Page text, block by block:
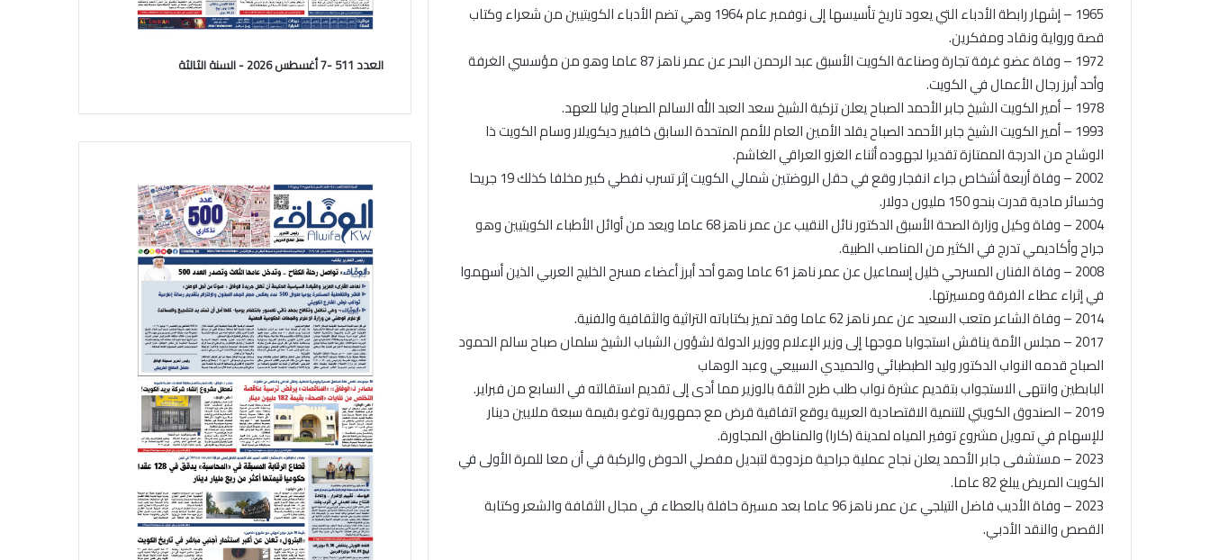
1965 – إشهار رابطة الأدباء التي يعود تاريخ تأسيسها إلى نوفمبر عام 1964 وهي تضم الأدباء الكويتيين من شعراء وكتاب
قصة ورواية ونقاد ومفكرين.
1972 – وفاة عضو غرفة تجارة وصناعة الكويت الأسبق عبد الرحمن البحر عن عمر ناهز 87 عاما وهو من مؤسسي الغرفة
وأحد أبرز رجال الأعمال في الكويت.
1978 – أمير الكويت الشيخ جابر الأحمد الصباح يعلن تزكية الشيخ سعد العبد الله السالم الصباح وليا للعهد.
1993 – أمير الكويت الشيخ جابر الأحمد الصباح يقلد الأمين العام للأمم المتحدة السابق خافيير ديكويلار وسام الكويت ذا
الوشاح من الدرجة الممتازة تقديرا لجهوده أثناء الغزو العراقي الغاشم.
2002 – وفاة أربعة أشخاص جراء انفجار وقع في حقل الروضتين شمالي الكويت إثر تسرب نفطي كبير مخلفا كذلك 19 جريحا
وخسائر مادية قدرت بنحو 150 مليون دولار.
2004 – وفاة وكيل وزارة الصحة الأسبق الدكتور نائل النقيب عن عمر ناهز 68 عاما ويعد من أوائل الأطباء الكويتيين وهو
جراح وأكاديمي تدرج في الكثير من المناصب الطبية.
2008 – وفاة الفنان المسرحي خليل إسماعيل عن عمر ناهز 61 عاما وهو أحد أبرز أعضاء مسرح الخليج العربي الذين أسهموا
في إثراء عطاء الفرقة ومسيرتها.
2014 – وفاة الشاعر متعب السعيد عن عمر ناهز 62 عاما وقد تميز بكتاباته التراثية والثقافية والفنية.
2017 – مجلس الأمة يناقش استجوابا موجها إلى وزير الإعلام ووزير الدولة لشؤون الشباب الشيخ سلمان صباح سالم الحمود
الصباح قدمه النواب الدكتور وليد الطبطبائي والحميدي السبيعي وعبد الوهاب
البابطين وانتهى الاستجواب بتقديم عشرة نواب طلب طرح الثقة بالوزير مما أدى إلى تقديم استقالته في السابع من فبراير.
2019 – الصندوق الكويتي للتنمية الاقتصادية العربية يوقع اتفاقية قرض مع جمهورية توغو بقيمة سبعة ملايين دينار
للإسهام في تمويل مشروع توفير المياه لمدينة (كارا) والمناطق المجاورة.
2023 – مستشفى جابر الأحمد يعلن نجاح عملية جراحية مزدوجة لتبديل مفصلي الحوض والركبة في أن معا للمرة الأولى في
الكويت المريض يبلغ 82 عاما.
2023 – وفاة الأديب فاضل التيلجي عن عمر ناهز 96 عاما بعد مسيرة حافلة بالعطاء في مجال الثقافة والشعر وكتابة
القصص والنقد الأدبي.
العدد 511 -7 أغسطس 2026 - السنة الثالثة